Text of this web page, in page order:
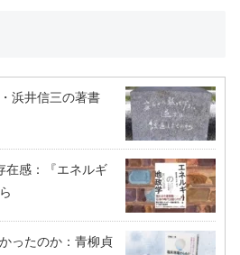
浜井信三の著書
在感：『エネルギ
ったのか：青柳貞